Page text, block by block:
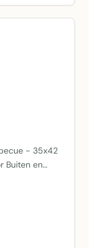
- 35x42
Buiten en…